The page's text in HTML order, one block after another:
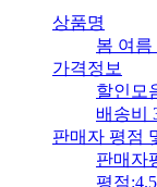
상품명
봄 여
가격정보
할인모
배송비
판매자 평점
판매자
평점:4.5